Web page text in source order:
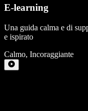
E-learning
Una guida calma e di
e ispirato
Calmo, Incoraggiante